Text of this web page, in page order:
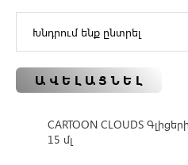
ԱՎԵԼԱՑՆԵԼ
CARTOON CLOUDS
15 մլ